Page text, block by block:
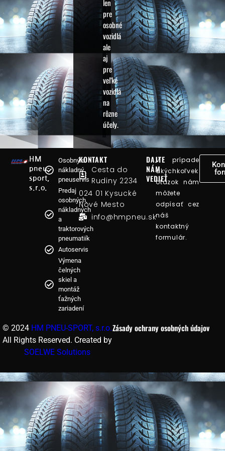
len
pre
osobné
vozidlá
ale
aj
pre
veľké
vozidlá
na
rôzne
účely.
HM
pneu-
sport,
s.r.o.
Osobný a
nákladný
pneuservis
Predaj
osobných,
nákladných
a
traktorových
pneumatiík
Autoservis
Výmena
čelných
skiel a
montáž
ťažných
zariadení
KONTAKT
Cesta do
Rudiny 2234
024 01 Kysucké
Nové Mesto
info@hmpneu.sk
DAJTE
NÁM
VEDIEŤ
V prípade
akýchkoľvek
otázok nám
môžete
odpísať cez
náš
kontaktný
formulár.
© 2024 HM PNEU-SPORT, s.r.o.
All Rights Reserved. Created by
SOELWE Solutions
Zásady ochrany osobných údajov